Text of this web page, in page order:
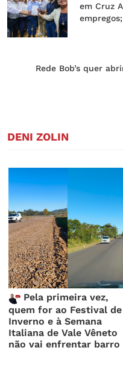
em Cruz
Rede Bob’s quer
DENI ZOLIN
Pela primeira vez,
quem for ao Festival de
Inverno e à Semana
Italiana de Vale Vêneto
não vai enfrentar barro